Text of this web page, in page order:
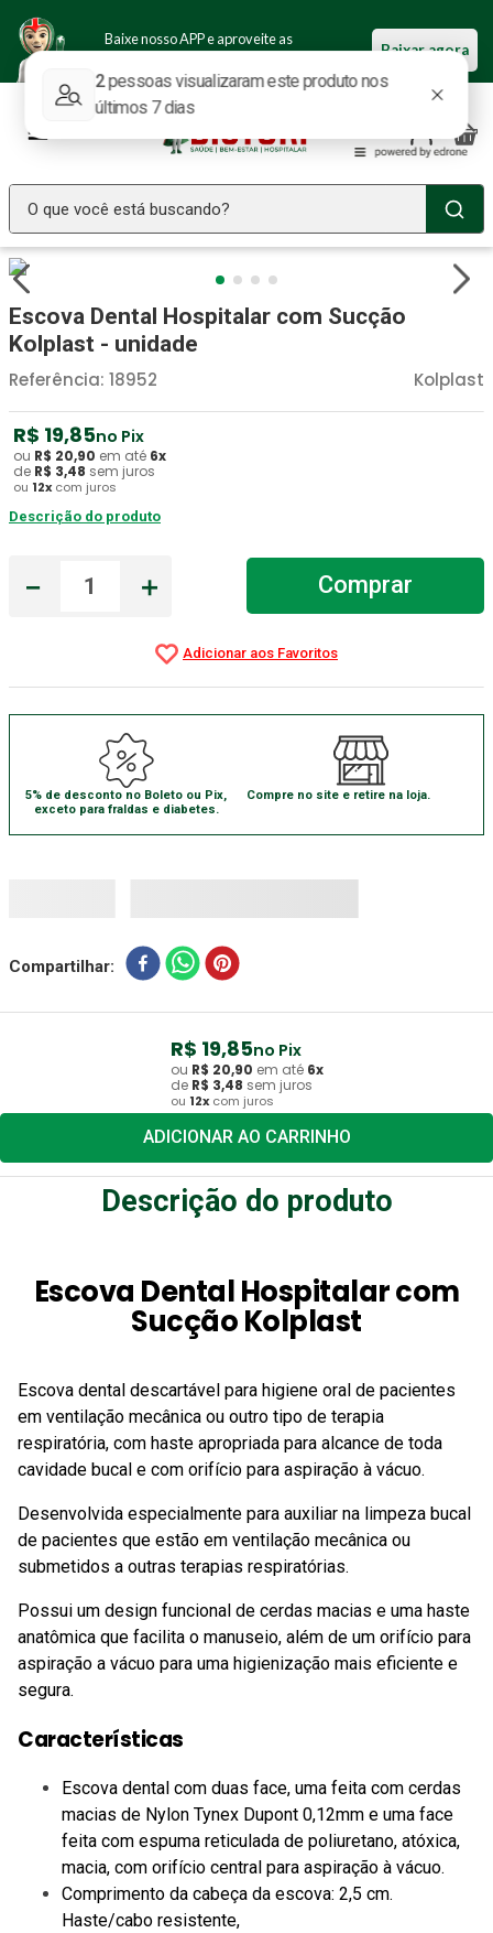
Baixe nosso APP e aproveite as
Baixar agora
O que você está buscando?
Escova Dental Hospitalar com Sucção
Kolplast - unidade
Kolplast
Referência: 18952
R$ 19,85no Pix
ou R$ 20,90 em até 6x
de R$ 3,48 sem juros
ou 12x com juros
Descrição do produto
＋
－ Comprar
5% de desconto no Boleto ou Pix,
exceto para fraldas e diabetes.
Compre no site e retire na loja.
Compartilhar
R$ 19,85no Pix
ou R$ 20,90 em até 6x
de R$ 3,48 sem juros
ou 12x com juros
ADICIONAR AO CARRINHO
Descrição do produto
Escova Dental Hospitalar com
Sucção Kolplast
Escova dental descartável para higiene oral de pacientes
em ventilação mecânica ou outro tipo de terapia
respiratória, com haste apropriada para alcance de toda
cavidade bucal e com orifício para aspiração à vácuo.
Desenvolvida especialmente para auxiliar na limpeza bucal
de pacientes que estão em ventilação mecânica ou
submetidos a outras terapias respiratórias.
Possui um design funcional de cerdas macias e uma haste
anatômica que facilita o manuseio, além de um orifício para
aspiração a vácuo para uma higienização mais eficiente e
segura.
Características
Escova dental com duas face, uma feita com cerdas
macias de Nylon Tynex Dupont 0,12mm e uma face
feita com espuma reticulada de poliuretano, atóxica,
macia, com orifício central para aspiração à vácuo.
Comprimento da cabeça da escova: 2,5 cm.
Haste/cabo resistente,
2º Fralda Geriatrica
3º Luva Latex
4º Estetoscopio Littmann
5 º Aparelho Pressão
6º Littmann
7º Absorvente Geriatrico